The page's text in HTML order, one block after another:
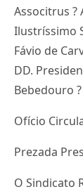
Associtrus ?
Ilustríssimo
Fávio de
DD.
Bebedouro ?
Ofício
Prezada
O Sindicato